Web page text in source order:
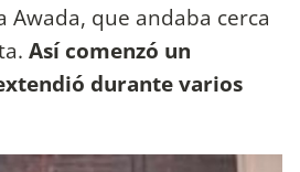
Awada, que andaba cerca
Así comenzó un
durante varios